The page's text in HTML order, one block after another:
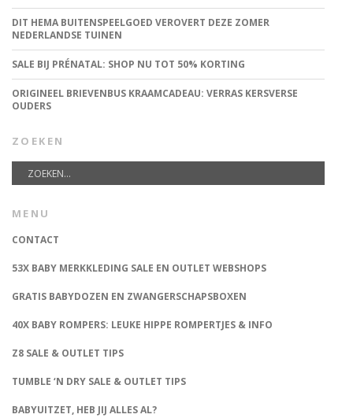
DIT HEMA BUITENSPEELGOED VEROVERT DEZE ZOMER
NEDERLANDSE TUINEN
SALE BIJ PRÉNATAL: SHOP NU TOT 50% KORTING
ORIGINEEL BRIEVENBUS KRAAMCADEAU: VERRAS KERSVERSE
OUDERS
ZOEKEN
MENU
CONTACT
53X BABY MERKKLEDING SALE EN OUTLET WEBSHOPS
GRATIS BABYDOZEN EN ZWANGERSCHAPSBOXEN
40X BABY ROMPERS: LEUKE HIPPE ROMPERTJES & INFO
Z8 SALE & OUTLET TIPS
TUMBLE ‘N DRY SALE & OUTLET TIPS
BABYUITZET, HEB JIJ ALLES AL?